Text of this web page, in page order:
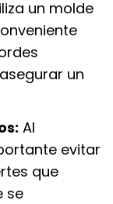
un molde
un
Al
evitar
que
se